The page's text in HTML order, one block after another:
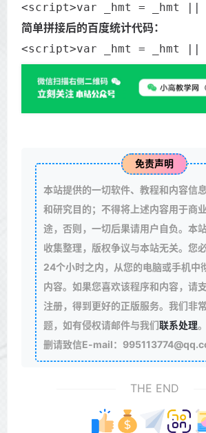
<script>var _hmt = _hmt ||
简单拼接后的百度统计代码：
<script>var _hmt = _hmt
免责声明
本站提供的一切软件、教程和内容信
和研究目的；不得将上述内容用于商
途，否则，一切后果请用户自负。本
收集整理，版权争议与本站无关。您
24个小时之内，从您的电脑或手机中
内容。如果您喜欢该程序和内容，请
注册，得到更好的正版服务。我们非
题，如有侵权请邮件与我们联系处理
删请致信E-mail：
THE END